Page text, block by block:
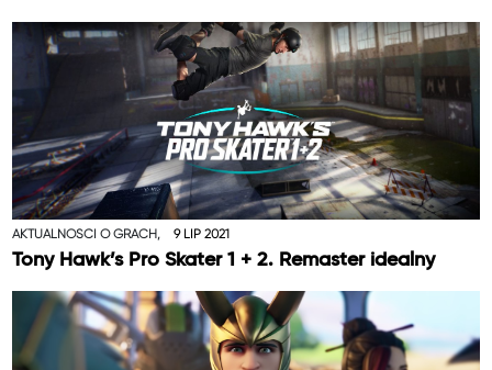
AKTUALNOŚCI O GRACH, 9 LIP 2021
Tony Hawk’s Pro Skater 1 + 2. Remaster idealny